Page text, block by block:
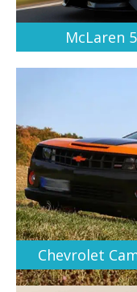
McLaren
Chevrolet